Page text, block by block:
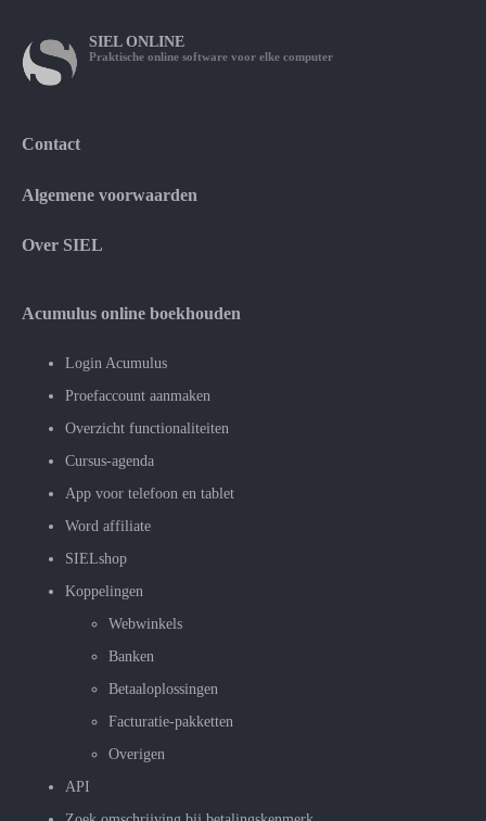
SIEL ONLINE
Praktische online software voor elke computer
Contact
Algemene voorwaarden
Over SIEL
Acumulus online boekhouden
Login Acumulus
Proefaccount aanmaken
Overzicht functionaliteiten
Cursus-agenda
App voor telefoon en tablet
Word affiliate
SIELshop
Koppelingen
Webwinkels
Banken
Betaaloplossingen
Facturatie-pakketten
Overigen
API